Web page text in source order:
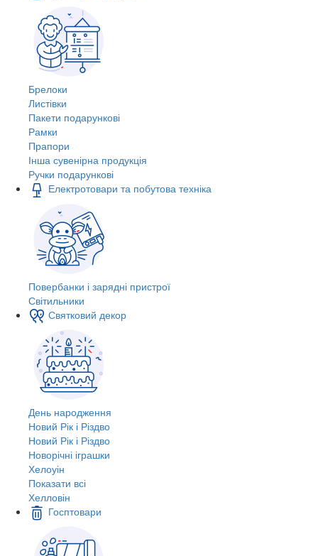
Брелоки
Листівки
Пакети подарункові
Рамки
Прапори
Інша сувенірна продукція
Ручки подарункові
Електротовари та побутова техніка
Повербанки і зарядні пристрої
Світильники
Святковий декор
День народження
Новий Рік і Різдво
Новий Рік і Різдво
Новорічні іграшки
Хелоуін
Показати всі
Хелловін
Госптовари